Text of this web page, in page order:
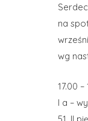
na
wg
17.00 –
I a –